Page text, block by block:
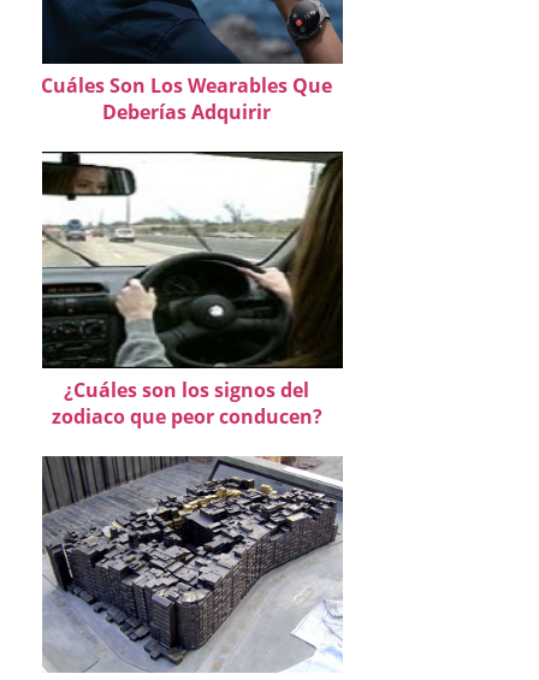
Cuáles Son Los Wearables Que
Deberías Adquirir
¿Cuáles son los signos del
zodiaco que peor conducen?